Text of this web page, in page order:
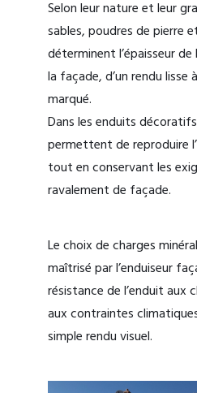
Selon leur nature et leur
sables, poudres de pierre
déterminent l’épaisseur
la façade, d’un rendu lisse
marqué.
Dans les enduits
permettent de reproduire
tout en conservant les
ravalement de façade.
Le choix de charges
maîtrisé par l’enduiseur
résistance de l’enduit aux
aux contraintes
simple rendu visuel.